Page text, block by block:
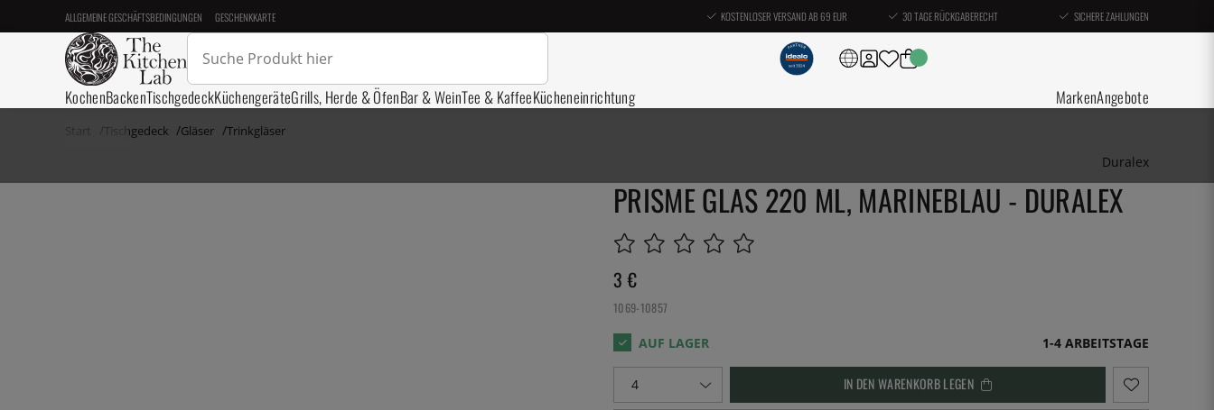
ALLGEMEINE GESCHÄFTSBEDINGUNGEN GESCHENKKARTE KOSTENLOSER VERSAND AB 69 EUR 30 TAGE RÜCKGABERECHT SICHERE ZAHLUNGEN
KochenBackenTischgedeckKüchengeräteGrills, Herde & ÖfenBar & WeinTee & KaffeeKücheneinrichtung MarkenAngebote
Start Tischgedeck Gläser Trinkgläser
Duralex
PRISME GLAS 220 ML, MARINEBLAU - DURALEX
3 €
1069-10857
1-4 ARBEITSTAGE
IN DEN WARENKORB LEGEN